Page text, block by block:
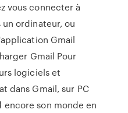
vous connecter à
ordinateur, ou
Gmail
Gmail Pour
logiciels et
dans Gmail, sur PC
son monde en